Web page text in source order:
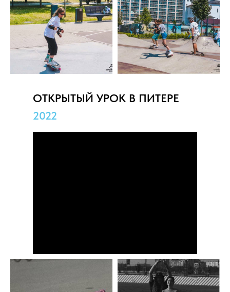
ОТКРЫТЫЙ УРОК В ПИТЕРЕ
2022